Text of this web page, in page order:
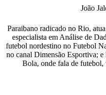
João
Paraibano radicado no Rio,
especialista em Análise de
futebol nordestino no Futebol
no canal Dimensão Esportiva;
Bola, onde fala de futebol,